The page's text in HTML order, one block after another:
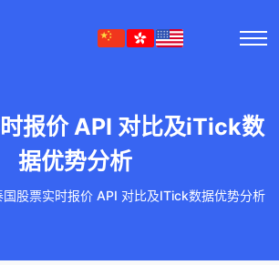
报价 API 对比及iTick数
据优势分析
国股票实时报价 API 对比及iTick数据优势分析